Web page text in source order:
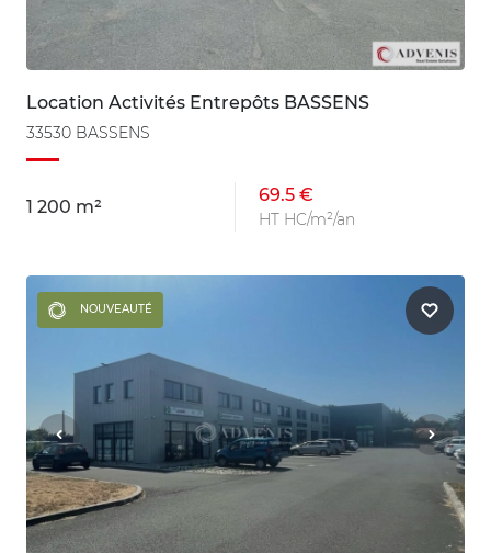
Location Activités Entrepôts BASSENS
33530 BASSENS
1 200 m²
69.5 €
HT HC/m²/an
NOUVEAUTÉ